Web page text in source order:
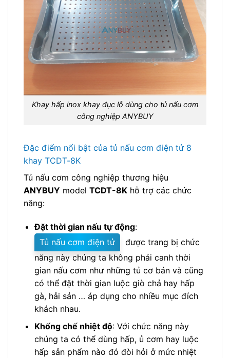
Khay hấp inox khay đục lỗ dùng cho tủ nấu cơm
công nghiệp ANYBUY
Đặc điểm nổi bật của tủ nấu cơm điện tử 8
khay TCDT-8K
Tủ nấu cơm công nghiệp thương hiệu
ANYBUY model TCDT-8K hỗ trợ các chức
năng:
Đặt thời gian nấu tự động:
Tủ nấu cơm điện tử
được trang bị chức
năng này chúng ta không phải canh thời
gian nấu cơm như những tủ cơ bản và cũng
có thể đặt thời gian luộc giò chả hay hấp
gà, hải sản … áp dụng cho nhiều mục đích
khách nhau.
Khống chế nhiệt độ: Với chức năng này
chúng ta có thể dùng hấp, ủ cơm hay luộc
hấp sản phẩm nào đó đòi hỏi ở mức nhiệt